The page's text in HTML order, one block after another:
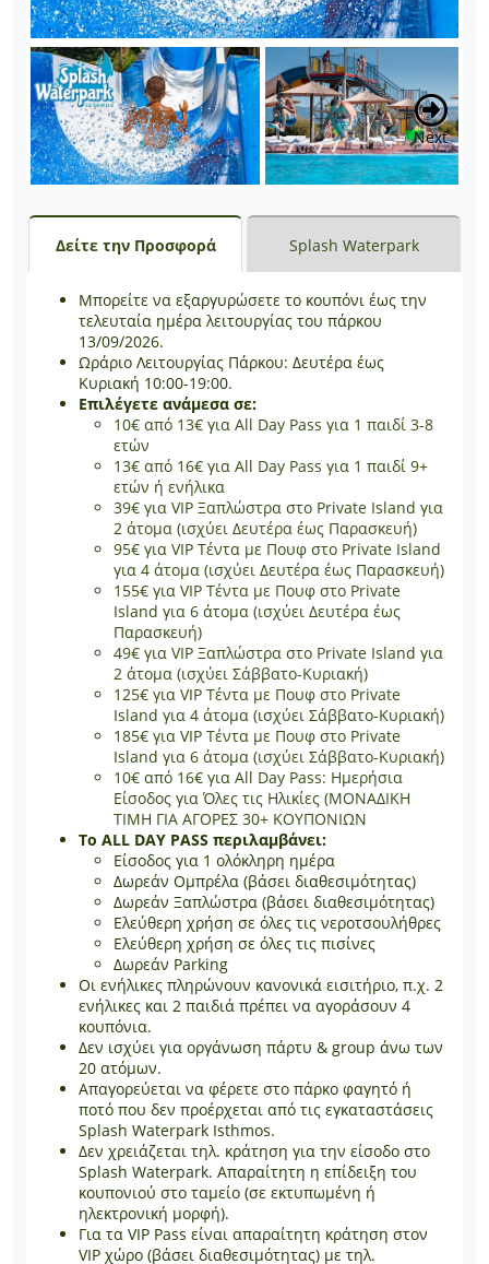
Next
Δείτε την Προσφορά Splash Waterpark
Μπορείτε να εξαργυρώσετε το κουπόνι έως την
τελευταία ημέρα λειτουργίας του πάρκου
13/09/2026.
Ωράριο Λειτουργίας Πάρκου: Δευτέρα έως
Κυριακή 10:00-19:00.
Επιλέγετε ανάμεσα σε:
10€ από 13€ για All Day Pass για 1 παιδί 3-8
ετών
13€ από 16€ για All Day Pass για 1 παιδί 9+
ετών ή ενήλικα
39€ για VIP Ξαπλώστρα στο Private Island για
2 άτομα (ισχύει Δευτέρα έως Παρασκευή)
95€ για VIP Τέντα με Πουφ στο Private Island
για 4 άτομα (ισχύει Δευτέρα έως Παρασκευή)
155€ για VIP Τέντα με Πουφ στο Private
Island για 6 άτομα (ισχύει Δευτέρα έως
Παρασκευή)
49€ για VIP Ξαπλώστρα στο Private Island για
2 άτομα (ισχύει Σάββατο-Κυριακή)
125€ για VIP Τέντα με Πουφ στο Private
Island για 4 άτομα (ισχύει Σάββατο-Κυριακή)
185€ για VIP Τέντα με Πουφ στο Private
Island για 6 άτομα (ισχύει Σάββατο-Κυριακή)
10€ από 16€ για All Day Pass: Ημερήσια
Είσοδος για Όλες τις Ηλικίες (ΜΟΝΑΔΙΚΗ
ΤΙΜΗ ΓΙΑ ΑΓΟΡΕΣ 30+ ΚΟΥΠΟΝΙΩΝ
Το ALL DAY PASS περιλαμβάνει:
Είσοδος για 1 ολόκληρη ημέρα
Δωρεάν Ομπρέλα (βάσει διαθεσιμότητας)
Δωρεάν Ξαπλώστρα ​(βάσει διαθεσιμότητας)
Ελεύθερη χρήση σε όλες τις νεροτσουλήθρες
Ελεύθερη χρήση σε όλες τις πισίνες
Δωρεάν Parking
Οι ενήλικες πληρώνουν κανονικά εισιτήριο, π.χ. 2
ενήλικες και 2 παιδιά πρέπει να αγοράσουν 4
κουπόνια.
Δεν ισχύει για οργάνωση πάρτυ & group άνω των
20 ατόμων.
Απαγορεύεται να φέρετε στο πάρκο φαγητό ή
ποτό που δεν προέρχεται από τις εγκαταστάσεις
Splash Waterpark Isthmos.
Δεν χρειάζεται τηλ. κράτηση για την είσοδο στο
Splash Waterpark. Απαραίτητη η επίδειξη του
κουπονιού στο ταμείο (σε εκτυπωμένη ή
ηλεκτρονική μορφή).
Για τα VIP Pass είναι απαραίτητη κράτηση στον
VIP χώρο (βάσει διαθεσιμότητας) με τηλ.